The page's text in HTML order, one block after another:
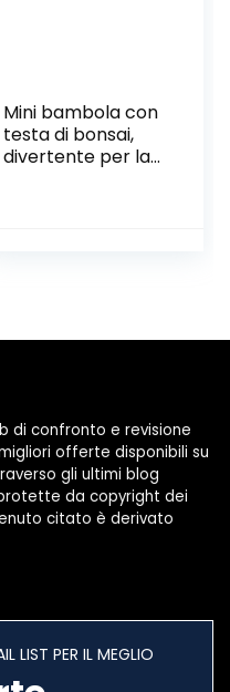
Mini bambola con
testa di bonsai,
divertente per la
di confronto e revisione
offerte disponibili su
gli ultimi blog
da copyright dei
citato è derivato
LIST PER IL MEGLIO